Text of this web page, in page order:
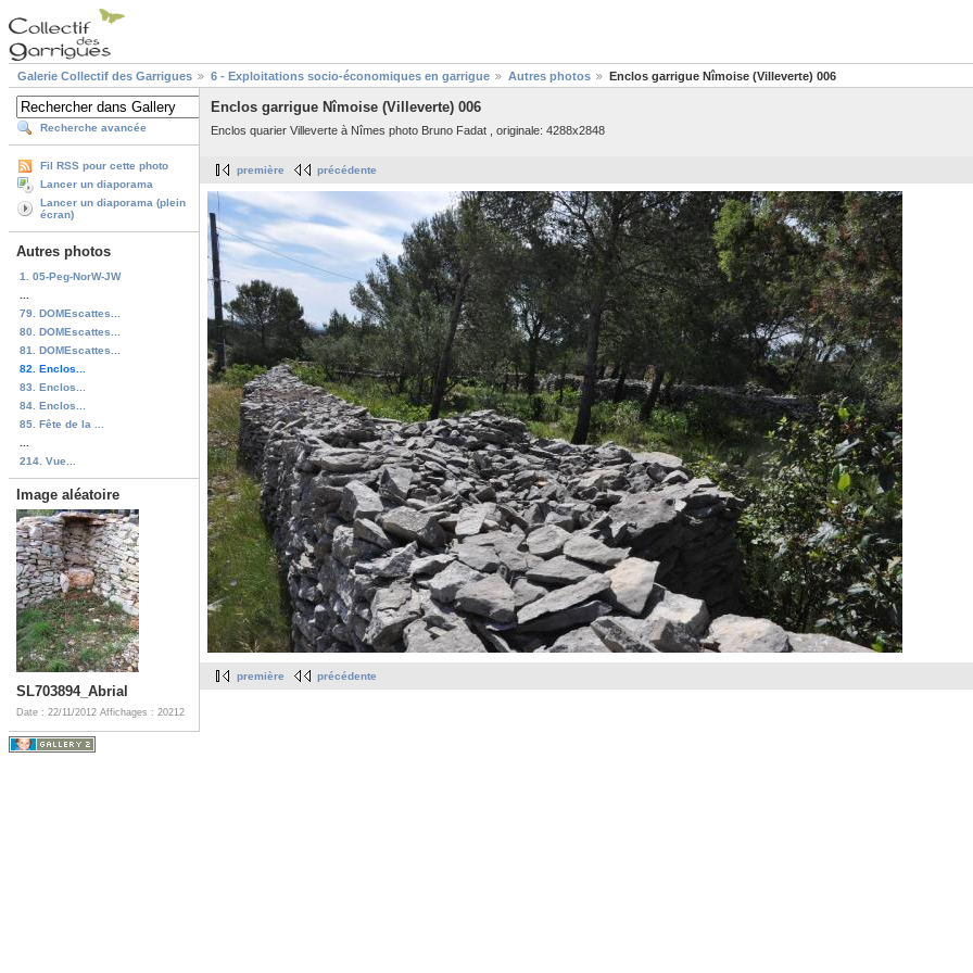
Galerie Collectif des Garrigues 6 - Exploitations socio-économiques en garrigue Autres photos Enclos garrigue Nîmoise (Villeverte) 006
Recherche avancée
Fil RSS pour cette photo
Lancer un diaporama
Lancer un diaporama (plein
écran)
Autres photos
1. 05-Peg-NorW-JW
79. DOMEscattes...
80. DOMEscattes...
81. DOMEscattes...
82. Enclos...
83. Enclos...
84. Enclos...
85. Fête de la ...
214. Vue...
Image aléatoire
SL703894_Abrial
Date : 22/11/2012 Affichages : 20212
Enclos garrigue Nîmoise (Villeverte) 006
Enclos quarier Villeverte à Nîmes photo Bruno Fadat , originale: 4288x2848
première précédente
première précédente